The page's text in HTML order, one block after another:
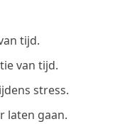
tijd.
van tijd.
stress.
laten gaan.